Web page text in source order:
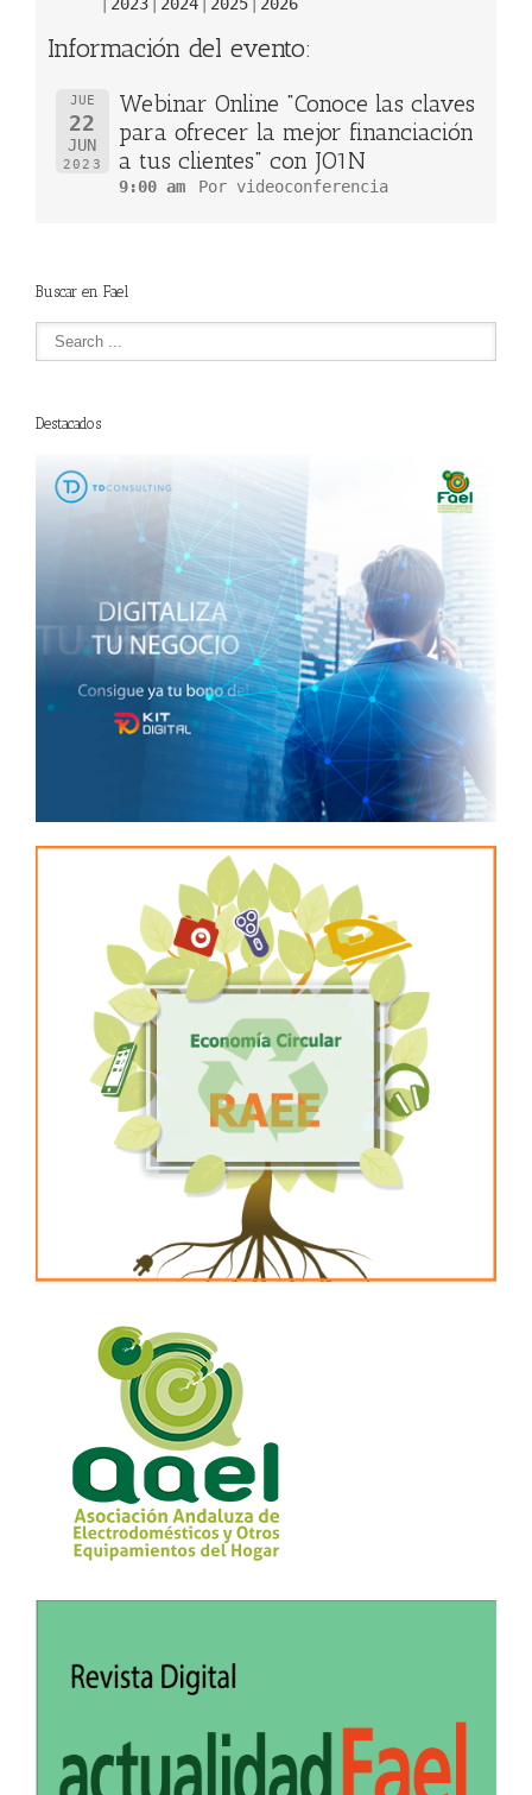
2023 2024 2025 2026
Información del evento:
JUE
22
JUN
2023
Webinar Online "Conoce las claves
para ofrecer la mejor financiación
a tus clientes" con JO1N
9:00 am Por videoconferencia
Buscar en Fael
Destacados